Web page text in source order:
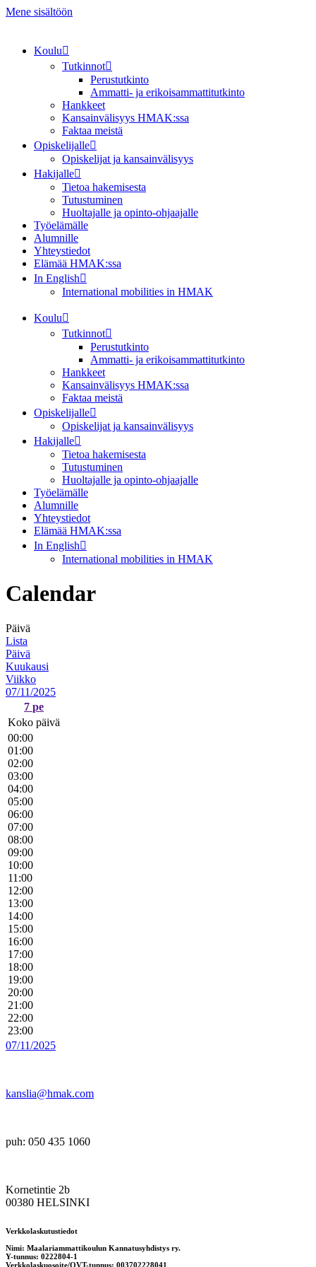
Mene sisältöön
Koulu
Tutkinnot
Perustutkinto
Ammatti- ja erikoisammattitutkinto
Hankkeet
Kansainvälisyys HMAK:ssa
Faktaa meistä
Opiskelijalle
Opiskelijat ja kansainvälisyys
Hakijalle
Tietoa hakemisesta
Tutustuminen
Huoltajalle ja opinto-ohjaajalle
Työelämälle
Alumnille
Yhteystiedot
Elämää HMAK:ssa
In English
International mobilities in HMAK
Koulu
Tutkinnot
Perustutkinto
Ammatti- ja erikoisammattitutkinto
Hankkeet
Kansainvälisyys HMAK:ssa
Faktaa meistä
Opiskelijalle
Opiskelijat ja kansainvälisyys
Hakijalle
Tietoa hakemisesta
Tutustuminen
Huoltajalle ja opinto-ohjaajalle
Työelämälle
Alumnille
Yhteystiedot
Elämää HMAK:ssa
In English
International mobilities in HMAK
Calendar
Päivä
Lista
Päivä
Kuukausi
Viikko
07/11/2025
7 pe
Koko päivä
00:00
01:00
02:00
03:00
04:00
05:00
06:00
07:00
08:00
09:00
10:00
11:00
12:00
13:00
14:00
15:00
16:00
17:00
18:00
19:00
20:00
21:00
22:00
23:00
07/11/2025
kanslia@hmak.com
puh: 050 435 1060
Kornetintie 2b
00380 HELSINKI
Verkkolaskutustiedot
Nimi: Maalariammattikoulun Kannatusyhdistys ry.
Y-tunnus: 0222804-1
Verkkolaskuosoite/OVT-tunnus: 003702228041